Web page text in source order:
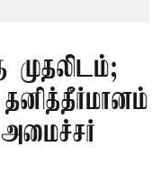
முதலிடம்;